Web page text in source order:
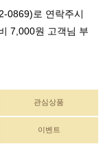
0869)로 연락주시
7,000원 고객님 부
관심상품
이벤트